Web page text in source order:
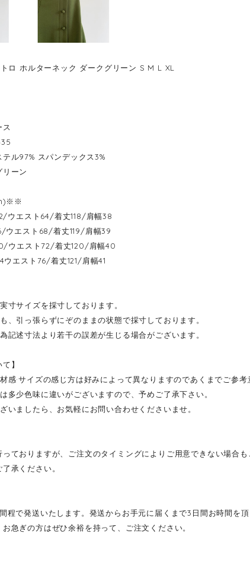
ロ ホルターネック ダークグリーン S M L XL
ス
ル97% スパンデックス3%
リーン
エスト64/着丈118/肩幅38
エスト68/着丈119/肩幅39
ウエスト72/着丈120/肩幅40
エスト76/着丈121/肩幅41
寸サイズを採寸しております。
、引っ張らずにぞのままの状態で採寸しております。
記述寸法より若干の誤差が生じる場合がございます。
】
感·サイズの感じ方は好みによって異なりますのであくまでご参考
多少色味に違いがございますので、予めご了承下さい。
いましたら、お気軽にお問い合わせくださいませ。
ておりますが、ご注文のタイミングによりご用意できない場合
承ください。
程で発送いたします。発送からお手元に届くまで3日間お時間を
急ぎの方はぜひ余裕を持って、ご注文ください。